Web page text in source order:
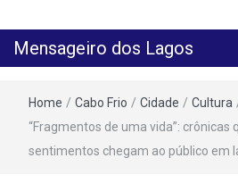
Mensageiro dos Lagos
Home / Cabo Frio / Cidade / Cultura
“Fragmentos de uma vida”: crônicas
sentimentos chegam ao público em